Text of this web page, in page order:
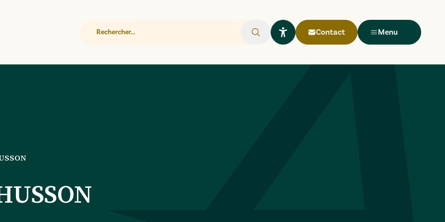
Rechercher
Ouvrir le widget Lisio
Contact Menu